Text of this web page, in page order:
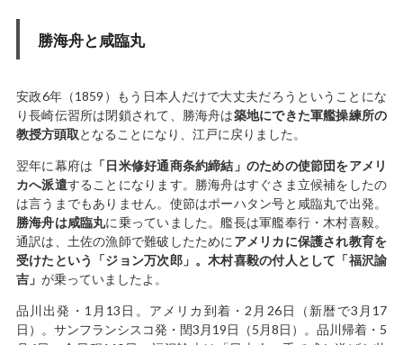
勝海舟と咸臨丸
安政6年（1859）もう日本人だけで大丈夫だろうということにな
り長崎伝習所は閉鎖されて、勝海舟は築地にできた軍艦操練所の
教授方頭取となることになり、江戸に戻りました。
翌年に幕府は 「日米修好通商条約締結」のための使節団をアメリ
カへ派遣することになります。勝海舟はすぐさま立候補をしたの
は言うまでもありません。使節はポーハタン号と咸臨丸で出発。
勝海舟は咸臨丸に乗っていました。艦長は軍艦奉行・木村喜毅。
通訳は、土佐の漁師で難破したために アメリカに保護され教育を
受けたという「ジョン万次郎」。木村喜毅の付人として「福沢諭
吉」 が乗っていましたよ。
品川出発・1月13日。アメリカ到着・2月26日（新暦で3月17
日）。サンフランシスコ発・閏3月19日（5月8日）。品川帰着・5